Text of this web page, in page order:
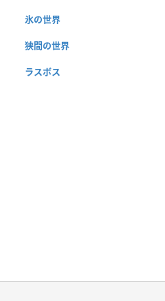
氷の世界
狭間の世界
ラスボス